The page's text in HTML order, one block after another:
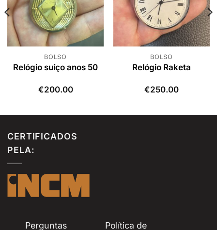
BOLSO
Relógio suíço anos 50
€200.00
BOLSO
Relógio Raketa
€250.00
CERTIFICADOS
PELA:
Perguntas Política de